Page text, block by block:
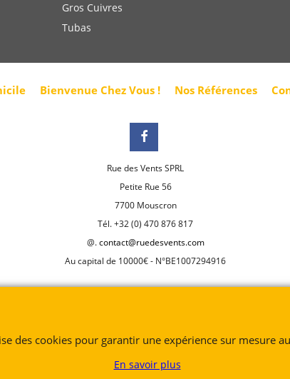
Gros Cuivres
Tubas
Bienvenue Chez Vous ! Nos Références
Rue des Vents SPRL
Petite Rue 56
7700 Mouscron
Tél. +32 (0) 470 876 817
@.contact@ruedesvents.com
Au capital de 10000€ - N°BE1007294916
des cookies pour garantir une expérience sur mesure
En savoir plus